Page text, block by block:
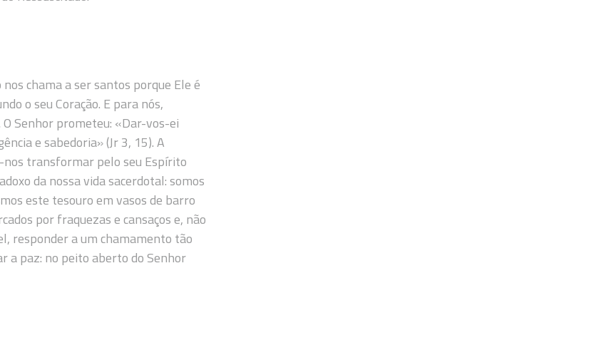
chama a ser santos porque Ele é
o seu Coração. E para nós,
Senhor prometeu: «Dar-vos-ei
e sabedoria» (Jr 3, 15). A
nos transformar pelo seu Espírito
da nossa vida sacerdotal: somos
este tesouro em vasos de barro
por fraquezas e cansaços e, não
responder a um chamamento tão
a paz: no peito aberto do Senhor